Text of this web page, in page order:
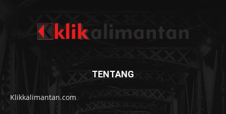
TENTANG
Klikkalimantan.com